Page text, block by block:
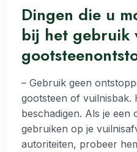
Dingen die u
bij het gebruik
– Gebruik geen
gootsteen of vuilnisbak.
beschadigen. Als je een
gebruiken op je
autoriteiten, probeer